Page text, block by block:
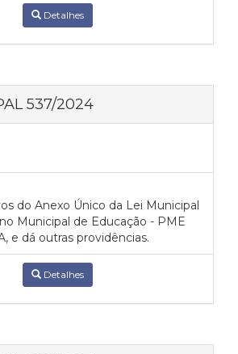
Detalhes
537/2024
do Anexo Único da Lei Municipal
Municipal de Educação - PME
e dá outras providências.
Detalhes